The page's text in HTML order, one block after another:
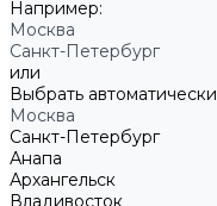
Например:
Москва
Санкт-Петербург
или
Выбрать автоматически
Москва
Санкт-Петербург
Анапа
Архангельск
Владивосток